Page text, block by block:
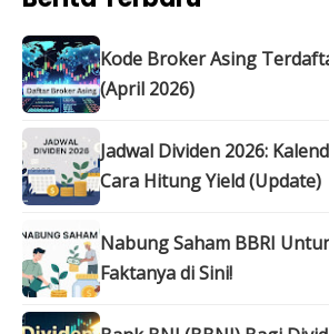
Kode Broker Asing
(April 2026)
Jadwal Dividen 2026:
Cara Hitung Yield (Update)
Nabung Saham BBRI
Faktanya di Sini!